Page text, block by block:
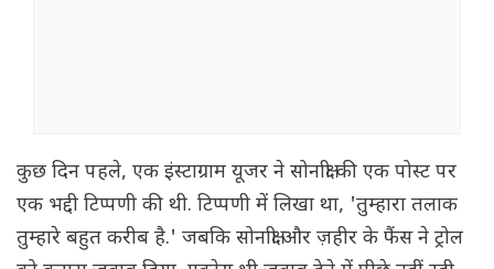
कुछ दिन पहले, एक इंस्टाग्राम यूजर ने सोनाक्षी की एक पोस्ट पर
एक भद्दी टिप्पणी की थी. टिप्पणी में लिखा था, 'तुम्हारा तलाक
तुम्हारे बहुत करीब है.' जबकि सोनाक्षी और ज़हीर के फैंस ने ट्रोल